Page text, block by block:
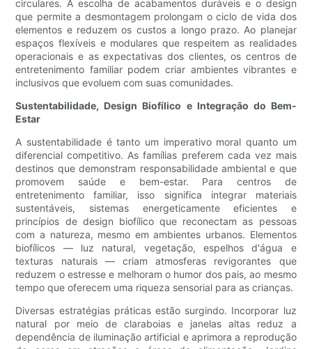
circulares. A escolha de acabamentos duráveis ​​e o design
que permite a desmontagem prolongam o ciclo de vida dos
elementos e reduzem os custos a longo prazo. Ao planejar
espaços flexíveis e modulares que respeitem as realidades
operacionais e as expectativas dos clientes, os centros de
entretenimento familiar podem criar ambientes vibrantes e
inclusivos que evoluem com suas comunidades.
Sustentabilidade, Design Biofílico e Integração do Bem-
Estar
A sustentabilidade é tanto um imperativo moral quanto um
diferencial competitivo. As famílias preferem cada vez mais
destinos que demonstram responsabilidade ambiental e que
promovem saúde e bem-estar. Para centros de
entretenimento familiar, isso significa integrar materiais
sustentáveis, sistemas energeticamente eficientes e
princípios de design biofílico que reconectam as pessoas
com a natureza, mesmo em ambientes urbanos. Elementos
biofílicos — luz natural, vegetação, espelhos d'água e
texturas naturais — criam atmosferas revigorantes que
reduzem o estresse e melhoram o humor dos pais, ao mesmo
tempo que oferecem uma riqueza sensorial para as crianças.
Diversas estratégias práticas estão surgindo. Incorporar luz
natural por meio de claraboias e janelas altas reduz a
dependência de iluminação artificial e aprimora a reprodução